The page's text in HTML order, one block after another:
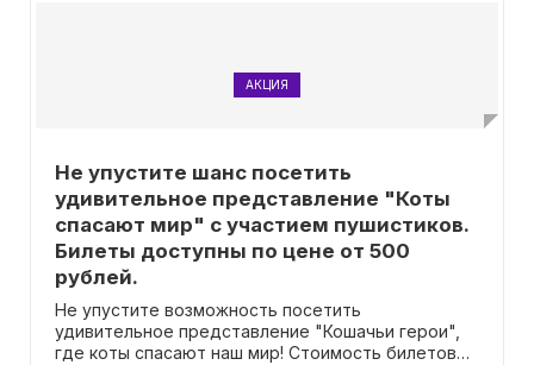
АКЦИЯ
Не упустите шанс посетить
удивительное представление "Коты
спасают мир" с участием пушистиков.
Билеты доступны по цене от 500
рублей.
Не упустите возможность посетить
удивительное представление "Кошачьи герои",
где коты спасают наш мир! Стоимость билетов